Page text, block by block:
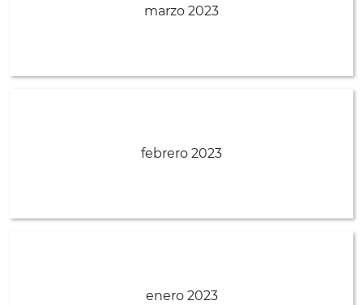
marzo 2023
febrero 2023
enero 2023